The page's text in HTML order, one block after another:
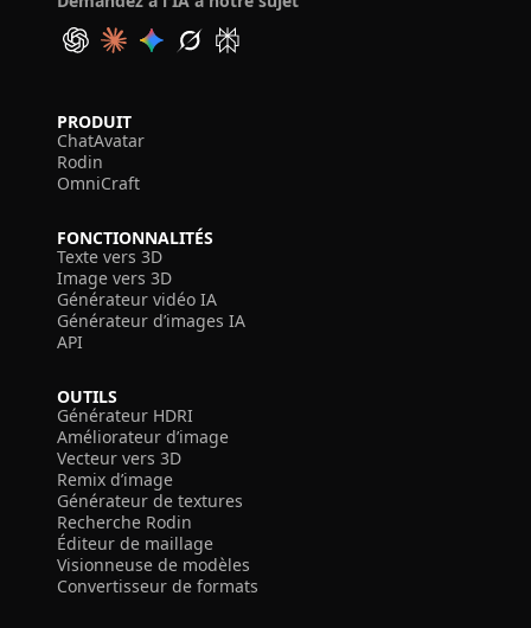
PRODUIT
ChatAvatar
Rodin
OmniCraft
FONCTIONNALITÉS
Texte vers 3D
Image vers 3D
Générateur vidéo IA
Générateur d’images IA
API
OUTILS
Générateur HDRI
Améliorateur d’image
Vecteur vers 3D
Remix d’image
Générateur de textures
Recherche Rodin
Éditeur de maillage
Visionneuse de modèles
Convertisseur de formats